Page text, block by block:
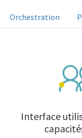
Orchestration
Interface